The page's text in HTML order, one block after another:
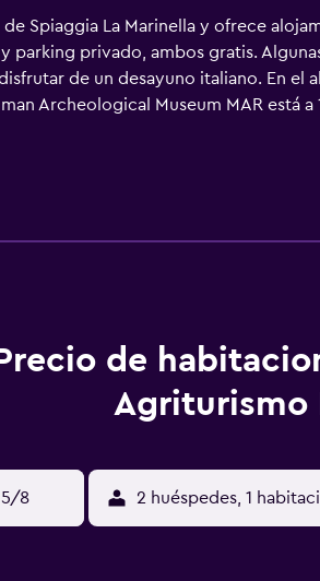
Spiaggia La Marinella y ofrece
parking privado, ambos gratis.
de un desayuno italiano. En el
Archeological Museum MAR está
de
Agriturismo
8 2 huéspedes, 1